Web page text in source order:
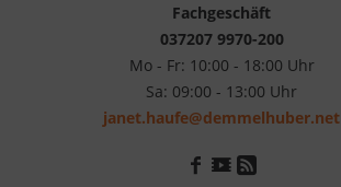
Fachgeschäft
037207 9970-200
Mo - Fr: 10:00 - 18:00 Uhr
Sa: 09:00 - 13:00 Uhr
janet.haufe@demmelhuber.net